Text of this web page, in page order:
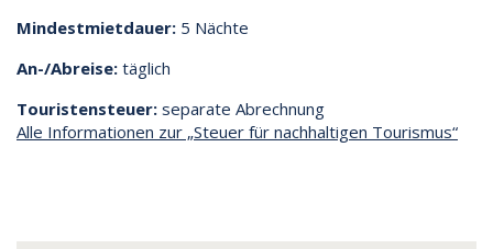
Mindestmietdauer: 5 Nächte
An-/Abreise: täglich
Touristensteuer: separate Abrechnung
Alle Informationen zur „Steuer für nachhaltigen Tourismus“